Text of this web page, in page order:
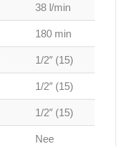
38 l/min
180 min
1/2″ (15)
1/2″ (15)
1/2″ (15)
Nee